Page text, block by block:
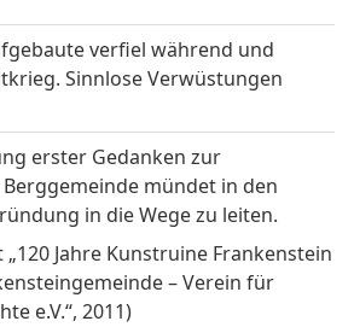
verfiel während und
Sinnlose Verwüstungen
erster Gedanken zur
mündet in den
in die Wege zu leiten.
Jahre Kunstruine Frankenstein
– Verein für
e.V.“, 2011)